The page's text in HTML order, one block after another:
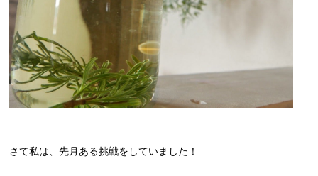
さて私は、先月ある挑戦をしていました！